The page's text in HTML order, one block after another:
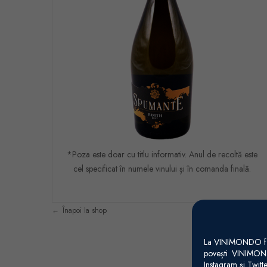
La VINIMONDO
povești
Instagram și
*Poza este doar cu titlu informativ. Anul de recoltă este
cel specificat în numele vinului și în comanda finală.
Înapoi la shop